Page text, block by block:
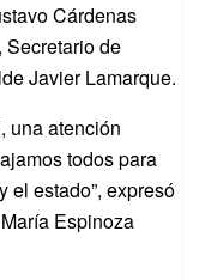
Cárdenas
Secretario de
Javier Lamarque.
una atención
todos para
el estado”, expresó
Espinoza